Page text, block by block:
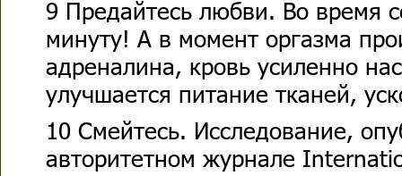
9 Предайтесь любви. Во время
минуту! А в момент оргазма
адреналина, кровь усиленно
улучшается питание тканей,
10 Смейтесь. Исследование,
авторитетном журнале